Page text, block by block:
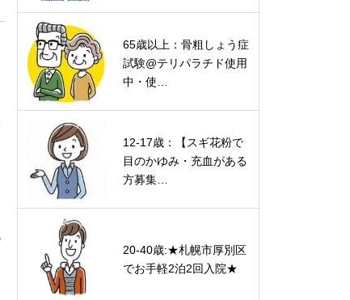
65歳以上：骨粗しょう症
試験@テリパラチド使用
中・使…
12-17歳：【スギ花粉で
目のかゆみ・充血がある
方募集…
20-40歳:★札幌市厚別区
でお手軽2泊2回入院★